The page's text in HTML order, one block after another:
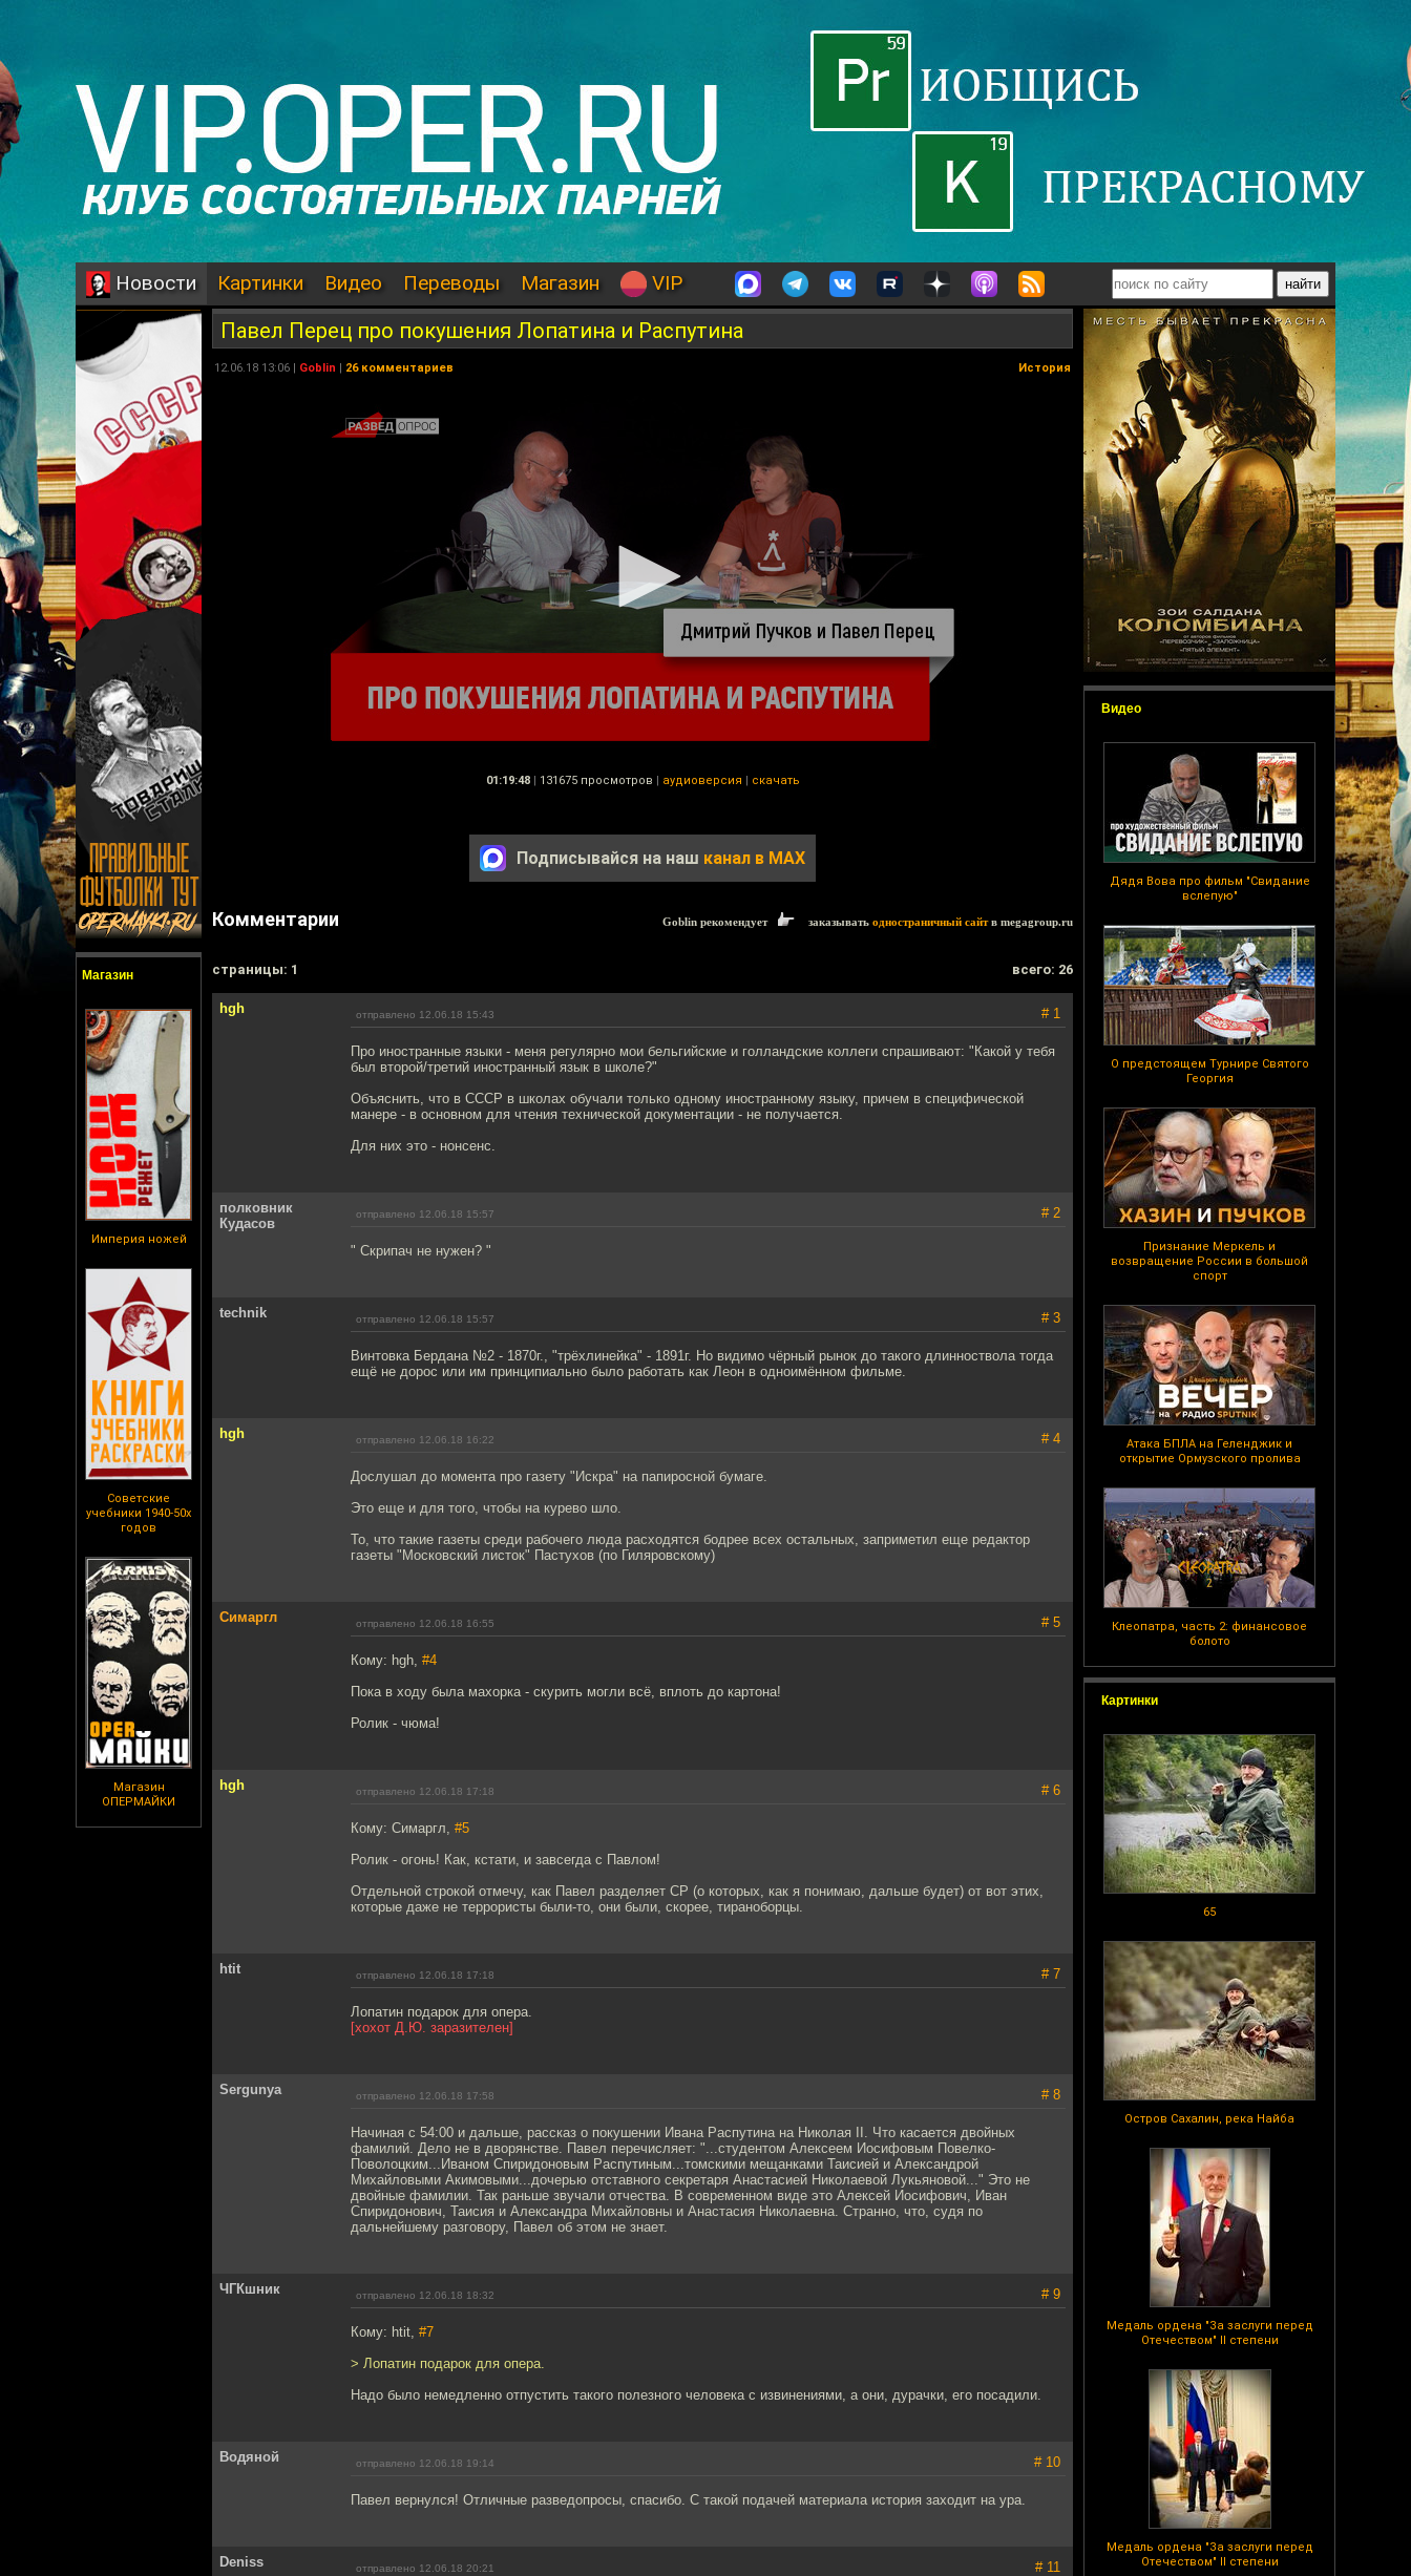
Новости Картинки Видео Переводы Магазин VIP
Магазин
Империя ножей
Советские
учебники 1940-50х
годов
Магазин
ОПЕРМАЙКИ
Видео
Дядя Вова про фильм "Свидание
вслепую"
О предстоящем Турнире Святого
Георгия
Признание Меркель и
возвращение России в большой
спорт
Атака БПЛА на Геленджик и
открытие Ормузского пролива
Клеопатра, часть 2: финансовое
болото
Картинки
65
Остров Сахалин, река Найба
Медаль ордена "За заслуги перед
Отечеством" II степени
Медаль ордена "За заслуги перед
Отечеством" II степени
Павел Перец про покушения Лопатина и Распутина
12.06.18 13:06 | Goblin | 26 комментариев История
01:19:48 | 131675 просмотров | аудиоверсия | скачать
Подписывайся на наш канал в MAX
Комментарии Goblin рекомендует заказывать одностраничный сайтв megagroup.ru
cтраницы: 1 всего: 26
hgh отправлено 12.06.18 15:43 # 1
Про иностранные языки - меня регулярно мои бельгийские и голландские коллеги спрашивают: "Какой у тебя
был второй/третий иностранный язык в школе?"
Объяснить, что в СССР в школах обучали только одному иностранному языку, причем в специфической
манере - в основном для чтения технической документации - не получается.
Для них это - нонсенс.
полковник
Кудасов
отправлено 12.06.18 15:57 # 2
" Скрипач не нужен? "
technik отправлено 12.06.18 15:57 # 3
Винтовка Бердана №2 - 1870г., "трёхлинейка" - 1891г. Но видимо чёрный рынок до такого длинноствола тогда
ещё не дорос или им принципиально было работать как Леон в одноимённом фильме.
hgh отправлено 12.06.18 16:22 # 4
Дослушал до момента про газету "Искра" на папиросной бумаге.
Это еще и для того, чтобы на курево шло.
То, что такие газеты среди рабочего люда расходятся бодрее всех остальных, заприметил еще редактор
газеты "Московский листок" Пастухов (по Гиляровскому)
Симаргл отправлено 12.06.18 16:55 # 5
Кому: hgh, #4
Пока в ходу была махорка - скурить могли всё, вплоть до картона!
Ролик - чюма!
hgh отправлено 12.06.18 17:18 # 6
Кому: Симаргл, #5
Ролик - огонь! Как, кстати, и завсегда с Павлом!
Отдельной строкой отмечу, как Павел разделяет СР (о которых, как я понимаю, дальше будет) от вот этих,
которые даже не террористы были-то, они были, скорее, тираноборцы.
htit отправлено 12.06.18 17:18 # 7
Лопатин подарок для опера.
[хохот Д.Ю. заразителен]
Sergunya отправлено 12.06.18 17:58 # 8
Начиная с 54:00 и дальше, рассказ о покушении Ивана Распутина на Николая II. Что касается двойных
фамилий. Дело не в дворянстве. Павел перечисляет: "...студентом Алексеем Иосифовым Повелко-
Поволоцким...Иваном Спиридоновым Распутиным...томскими мещанками Таисией и Александрой
Михайловыми Акимовыми...дочерью отставного секретаря Анастасией Николаевой Лукьяновой..." Это не
двойные фамилии. Так раньше звучали отчества. В современном виде это Алексей Иосифович, Иван
Спиридонович, Таисия и Александра Михайловны и Анастасия Николаевна. Странно, что, судя по
дальнейшему разговору, Павел об этом не знает.
ЧГКшник отправлено 12.06.18 18:32 # 9
Кому: htit, #7
> Лопатин подарок для опера.
Надо было немедленно отпустить такого полезного человека с извинениями, а они, дурачки, его посадили.
Водяной отправлено 12.06.18 19:14 # 10
Павел вернулся! Отличные разведопросы, спасибо. С такой подачей материала история заходит на ура.
Deniss отправлено 12.06.18 20:21 # 11